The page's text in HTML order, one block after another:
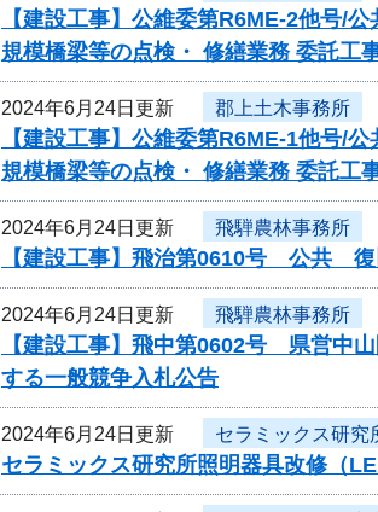
【建設工事】公維委第R6ME-2他号/
規模橋梁等の点検・ 修繕業務 委託工
2024年6月24日更新 郡上土木事務所
【建設工事】公維委第R6ME-1他号/
規模橋梁等の点検・ 修繕業務 委託工
2024年6月24日更新 飛騨農林事務所
【建設工事】飛治第0610号 公共 復
2024年6月24日更新 飛騨農林事務所
【建設工事】飛中第0602号 県営中
する一般競争入札公告
2024年6月24日更新 セラミックス研究
セラミックス研究所照明器具改修（